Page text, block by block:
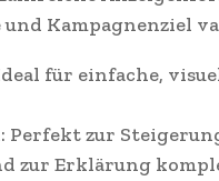
Kampagnenziel
für einfache,
Perfekt zur
zur Erklärung